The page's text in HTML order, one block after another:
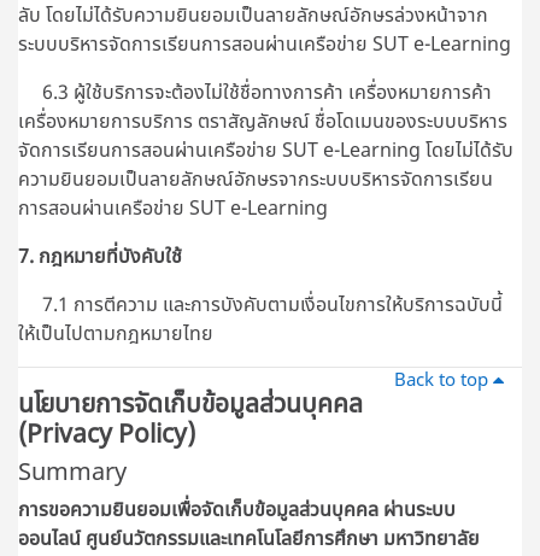
ลับ โดยไม่ได้รับความยินยอมเป็นลายลักษณ์อักษรล่วงหน้าจาก
ระบบบริหารจัดการเรียนการสอนผ่านเครือข่าย SUT e-Learning
6.3 ผู้ใช้บริการจะต้องไม่ใช้ชื่อทางการค้า เครื่องหมายการค้า
เครื่องหมายการบริการ ตราสัญลักษณ์ ชื่อโดเมนของระบบบริหาร
จัดการเรียนการสอนผ่านเครือข่าย SUT e-Learning โดยไม่ได้รับ
ความยินยอมเป็นลายลักษณ์อักษรจากระบบบริหารจัดการเรียน
การสอนผ่านเครือข่าย SUT e-Learning
7. กฎหมายที่บังคับใช้
7.1 การตีความ และการบังคับตามเงื่อนไขการให้บริการฉบับนี้
ให้เป็นไปตามกฎหมายไทย
Back to top
นโยบายการจัดเก็บข้อมูลส่วนบุคคล
(Privacy Policy)
Summary
การขอความยินยอมเพื่อจัดเก็บข้อมูลส่วนบุคคล ผ่านระบบ
ออนไลน์ศูนย์นวัตกรรมและเทคโนโลยีการศึกษา มหาวิทยาลัย